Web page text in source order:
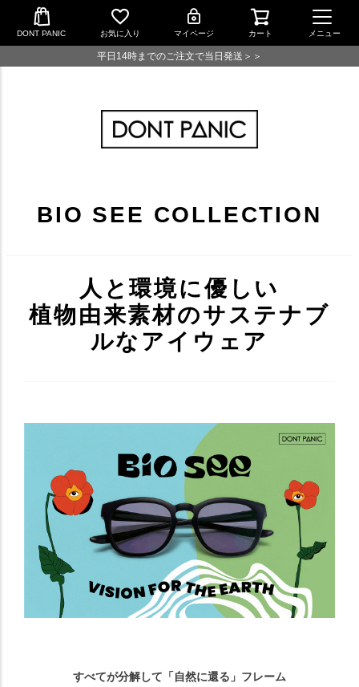
DONT PANIC お気に入り マイページ カート メニュー
平日14時までのご注文で当日発送＞＞
BIO SEE COLLECTION
人と環境に優しい
植物由来素材のサステナブ
ルなアイウェア
すべてが分解して「自然に還る」フレーム